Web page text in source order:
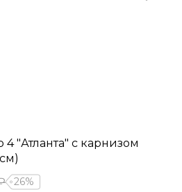
"Атланта" с карнизом
26%